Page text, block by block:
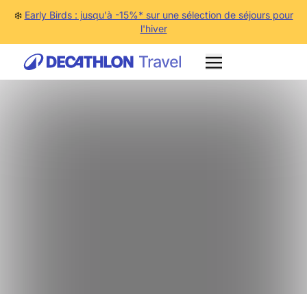
❄️ Early Birds : jusqu'à -15%* sur une sélection de séjours pour
l'hiver